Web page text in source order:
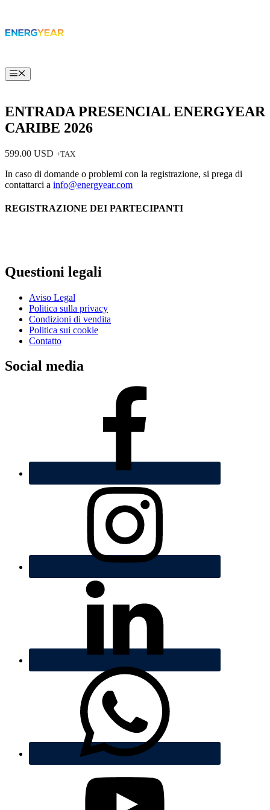
contenuto
Menú
ENTRADA PRESENCIAL ENERGYEAR
CARIBE 2026
599.00 USD +TAX
In caso di domande o problemi con la registrazione, si prega di
contattarci a info@energyear.com
REGISTRAZIONE DEI PARTECIPANTI
Questioni legali
Aviso Legal
Politica sulla privacy
Condizioni di vendita
Politica sui cookie
Contatto
Social media